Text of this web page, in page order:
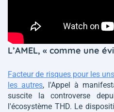
L’AMEL, « comme une
Facteur de risques pour les uns
les autres, l'Appel à
suscite la controverse
l'écosystème THD. Le